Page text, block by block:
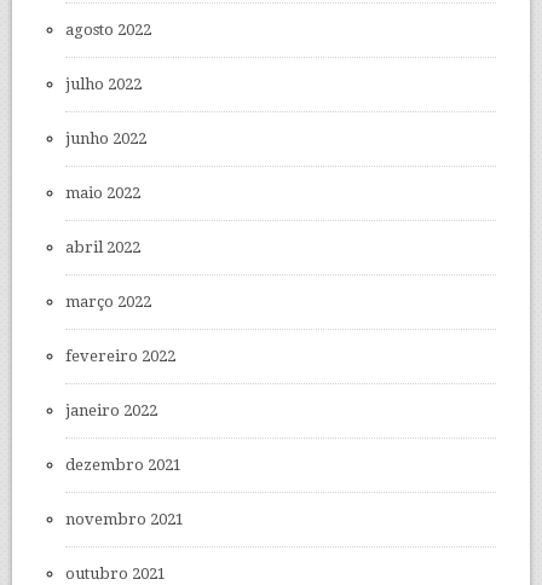
agosto 2022
julho 2022
junho 2022
maio 2022
abril 2022
março 2022
fevereiro 2022
janeiro 2022
dezembro 2021
novembro 2021
outubro 2021